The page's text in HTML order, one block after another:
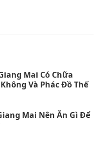
Mai Có Chữa
Và Phác Đồ Thế
Mai Nên Ăn Gì Để